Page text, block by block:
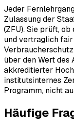
Jeder
Zulassung der
(ZFU). Sie prüft,
und vertraglich
über den Wert des
akkreditierter
institutsinternes
Programm, nicht
Häufige